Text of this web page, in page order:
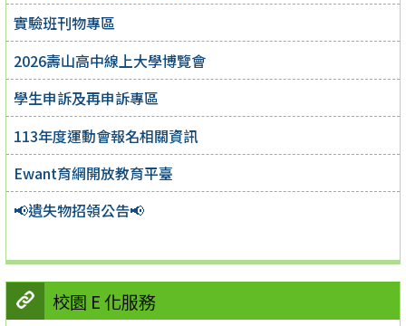
實驗班刊物專區
2026壽山高中線上大學博覽會
學生申訴及再申訴專區
113年度運動會報名相關資訊
Ewant育網開放教育平臺
📢遺失物招領公告📢
校園 E 化服務